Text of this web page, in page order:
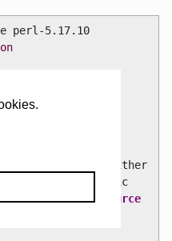
perl-5.17.10
linux
the terms of either
General Public
inthe Perl5
source